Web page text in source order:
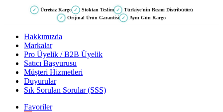
✓ Ücretsiz Kargo ✓ Stoktan Teslim ✓ Türkiye'nin Resmi Distribütörü
✓ Orijinal Ürün Garantisi ✓ Aynı Gün Kargo
Hakkımızda
Markalar
Pro Üyelik / B2B Üyelik
Satıcı Başvurusu
Müşteri Hizmetleri
Duyurular
Sık Sorulan Sorular (SSS)
Favoriler